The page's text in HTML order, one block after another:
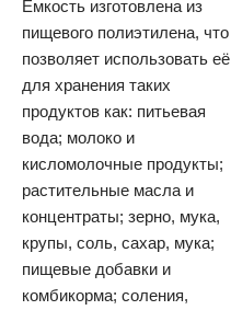
Емкость изготовлена из
пищевого полиэтилена, что
позволяет использовать её
для хранения таких
продуктов как: питьевая
вода; молоко и
кисломолочные продукты;
растительные масла и
концентраты; зерно, мука,
крупы, соль, сахар, мука;
пищевые добавки и
комбикорма; соления,